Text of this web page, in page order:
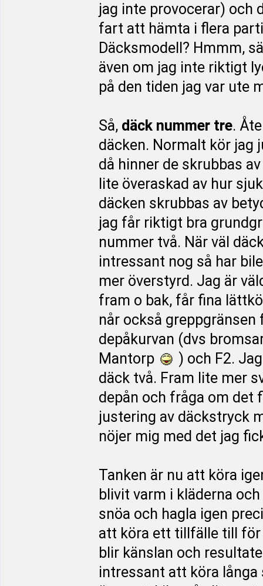
jag inte provocerar) och
fart att hämta i flera
Däcksmodell? Hmmm,
även om jag inte riktigt
på den tiden jag var ute
Så, däck nummer tre.
däcken. Normalt kör jag
då hinner de skrubbas
lite överaskad av hur
däcken skrubbas av
jag får riktigt bra
nummer två. När väl
intressant nog så har
mer överstyrd. Jag är
fram o bak, får fina
når också
depåkurvan (dvs
Mantorp
) och F2.
däck två. Fram lite mer
depån och fråga om det
justering av däckstryck
nöjer mig med det jag
Tanken är nu att köra
blivit varm i kläderna
snöa och hagla igen
att köra ett tillfälle till
blir känslan och
intressant att köra